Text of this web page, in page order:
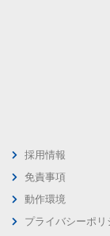
採用情報
免責事項
動作環境
プライバシーポリ